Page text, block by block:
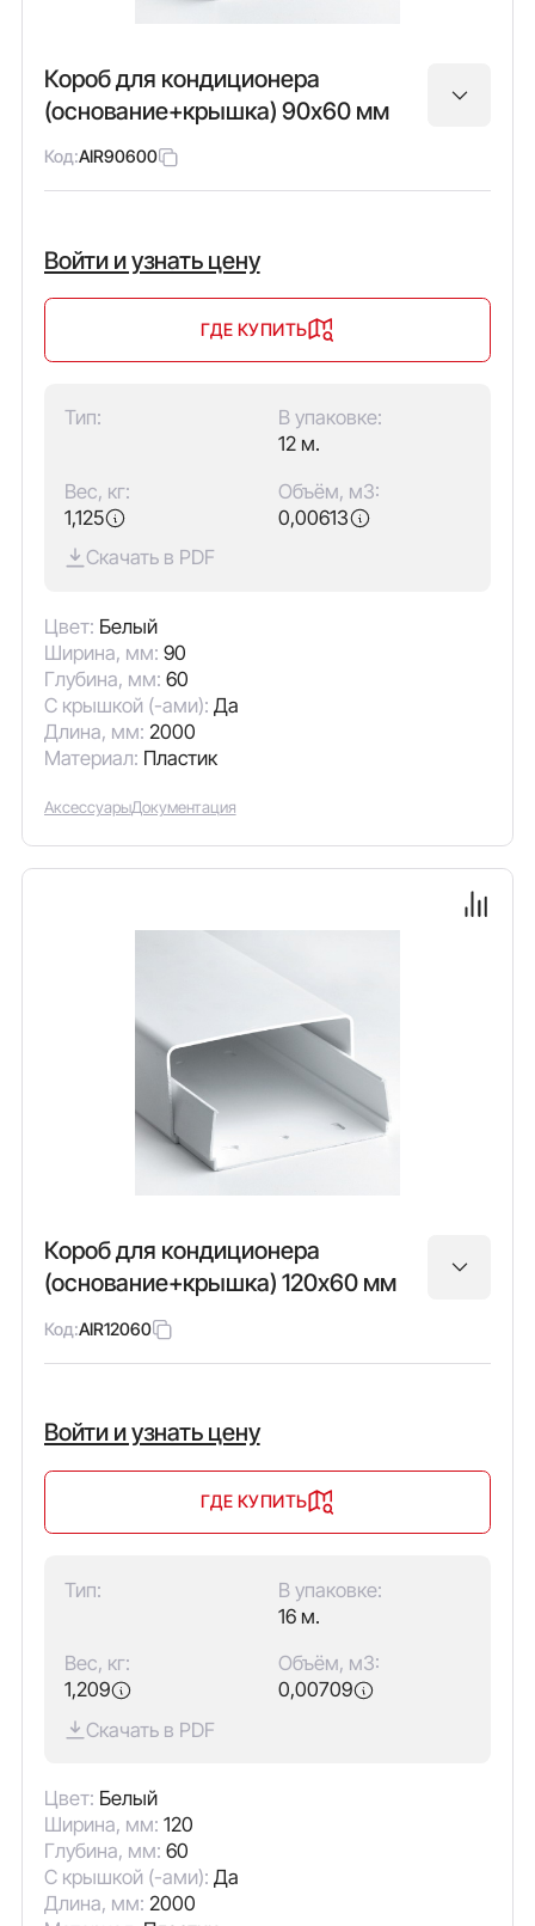
Короб для кондиционера
(основание+крышка) 90х60 мм
Код:AIR90600
Войти и узнать цену
ГДЕ КУПИТЬ
Тип:
В упаковке:
12 м.
Вес, кг:
1,125
Объём, м3:
0,00613
Скачать в PDF
Цвет: Белый
Ширина, мм: 90
Глубина, мм: 60
С крышкой (-ами): Да
Длина, мм: 2000
Материал: Пластик
АксессуарыДокументация
Короб для кондиционера
(основание+крышка) 120х60 мм
Код:AIR12060
Войти и узнать цену
ГДЕ КУПИТЬ
Тип:
В упаковке:
16 м.
Вес, кг:
1,209
Объём, м3:
0,00709
Скачать в PDF
Цвет: Белый
Ширина, мм: 120
Глубина, мм: 60
С крышкой (-ами): Да
Длина, мм: 2000